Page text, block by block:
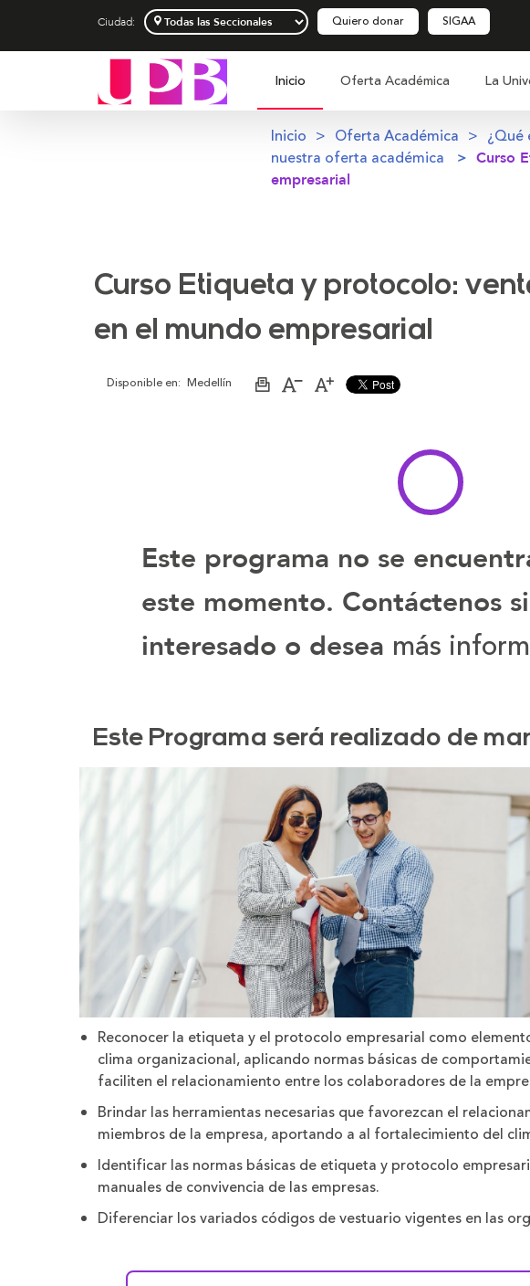
Ciudad: Quiero donar SIGAA
Inicio Oferta Académica La
Inicio Oferta Académica ¿Qué
nuestra oferta académica
Curso
empresarial
Curso Etiqueta y protocolo:
en el mundo empresarial
Disponible en: Medellín
ImprimirAumentarDisminuir
Este programa no se
este momento. Contáctenos
interesado o desea más
Este Programa será realizado de
Reconocer la etiqueta y el protocolo empresarial como
clima organizacional, aplicando normas básicas de
faciliten el relacionamiento entre los colaboradores de la
Brindar las herramientas necesarias que favorezcan el
miembros de la empresa, aportando a al fortalecimiento del
Identificar las normas básicas de etiqueta y protocolo
manuales de convivencia de las empresas.
Diferenciar los variados códigos de vestuario vigentes en las